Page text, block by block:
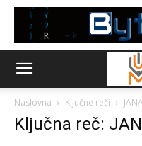
Naslovna Ključne reči
Ključna reč: